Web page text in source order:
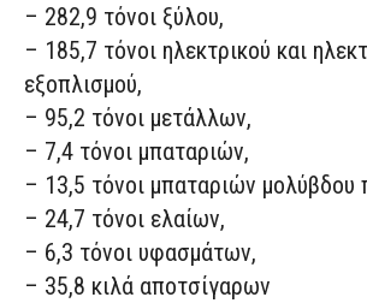
– 282,9 τόνοι ξύλου,
– 185,7 τόνοι ηλεκτρικού και
εξοπλισμού,
– 95,2 τόνοι μετάλλων,
– 7,4 τόνοι μπαταριών,
– 13,5 τόνοι μπαταριών
– 24,7 τόνοι ελαίων,
– 6,3 τόνοι υφασμάτων,
– 35,8 κιλά αποτσίγαρων